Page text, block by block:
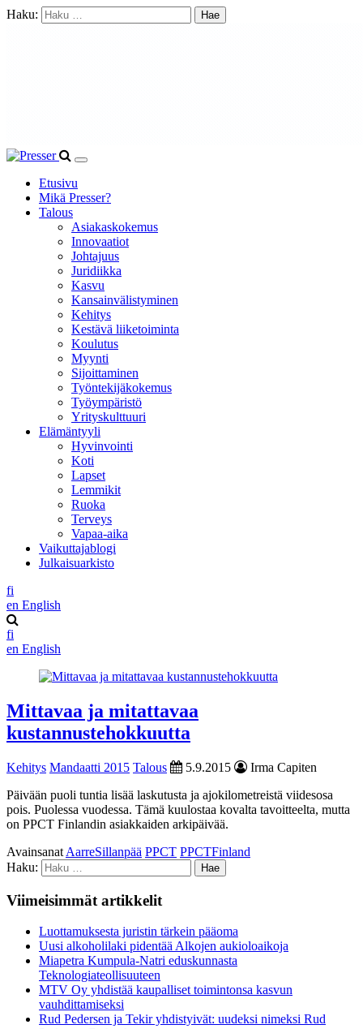
Haku:
Etusivu
Mikä Presser?
Talous
Asiakaskokemus
Innovaatiot
Johtajuus
Juridiikka
Kasvu
Kansainvälistyminen
Kehitys
Kestävä liiketoiminta
Koulutus
Myynti
Sijoittaminen
Työntekijäkokemus
Työympäristö
Yrityskulttuuri
Elämäntyyli
Hyvinvointi
Koti
Lapset
Lemmikit
Ruoka
Terveys
Vapaa-aika
Vaikuttajablogi
Julkaisuarkisto
fi
en English
fi
en English
Mittavaa ja mitattavaa
kustannustehokkuutta
Kehitys Mandaatti 2015 Talous 5.9.2015
Irma Capiten
Päivään puoli tuntia lisää laskutusta ja ajokilometreistä viidesosa
pois. Puolessa vuodessa. Tämä kuulostaa kovalta tavoitteelta, mutta
on PPCT Finlandin asiakkaiden arkipäivää.
Avainsanat AarreSillanpää PPCT PPCTFinland
Haku:
Viimeisimmät artikkelit
Luottamuksesta juristin tärkein pääoma
Uusi alkoholilaki pidentää Alkojen aukioloaikoja
Miapetra Kumpula-Natri eduskunnasta
Teknologiateollisuuteen
MTV Oy yhdistää kaupalliset toimintonsa kasvun
vauhdittamiseksi
Rud Pedersen ja Tekir yhdistyivät: uudeksi nimeksi Rud